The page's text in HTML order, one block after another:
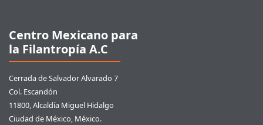
Centro Mexicano para
la Filantropía A.C
Cerrada de Salvador Alvarado 7
Col. Escandón
11800, Alcaldía Miguel Hidalgo
Ciudad de México, México.